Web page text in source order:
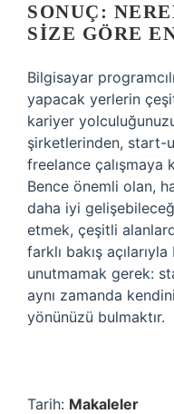
SONUÇ:
SIZE GÖRE
Bilgisayar
yapacak yerlerin
kariyer
şirketlerinden, start-
freelance çalışmaya
Bence önemli olan,
daha iyi
etmek, çeşitli
farklı bakış
unutmamak gerek:
aynı zamanda
yönünüzü bulmaktır.
Tarih: Makaleler